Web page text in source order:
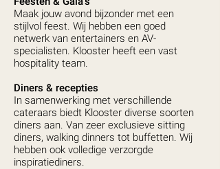
Maak jouw avond bijzonder met een
stijlvol feest. Wij hebben een goed
netwerk van entertainers en AV-
specialisten. Klooster heeft een vast
hospitality team.
Diners & recepties
In samenwerking met verschillende
cateraars biedt Klooster diverse soorten
diners aan. Van zeer exclusieve sitting
diners, walking dinners tot buffetten. Wij
hebben ook volledige verzorgde
inspiratiediners.